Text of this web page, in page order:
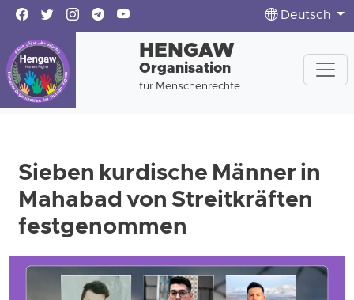
Deutsch
HENGAW
Organisation
für Menschenrechte
Sieben kurdische Männer in
Mahabad von Streitkräften
festgenommen